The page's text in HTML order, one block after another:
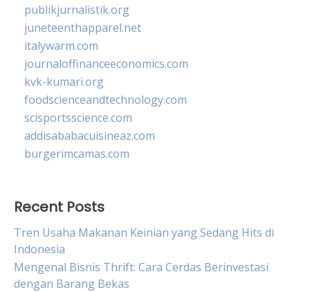
publikjurnalistik.org
juneteenthapparel.net
italywarm.com
journaloffinanceeconomics.com
kvk-kumari.org
foodscienceandtechnology.com
scisportsscience.com
addisababacuisineaz.com
burgerimcamas.com
Recent Posts
Tren Usaha Makanan Keinian yang Sedang Hits di
Indonesia
Mengenal Bisnis Thrift: Cara Cerdas Berinvestasi
dengan Barang Bekas